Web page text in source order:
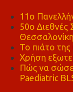
11ο
50ο Διεθνές
Το πιάτο της
Χρήση
Πώς να
Paediatric